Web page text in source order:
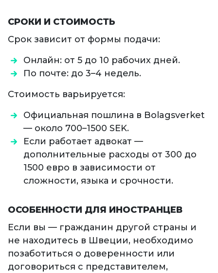
СРОКИ И СТОИМОСТЬ
Срок зависит от формы подачи:
Онлайн: от 5 до 10 рабочих дней.
По почте: до 3–4 недель.
Стоимость варьируется:
Официальная пошлина в Bolagsverket
— около 700–1500 SEK.
Если работает адвокат —
дополнительные расходы от 300 до
1500 евро в зависимости от
сложности, языка и срочности.
ОСОБЕННОСТИ ДЛЯ ИНОСТРАНЦЕВ
Если вы — гражданин другой страны и
не находитесь в Швеции, необходимо
позаботиться о доверенности или
договориться с представителем,